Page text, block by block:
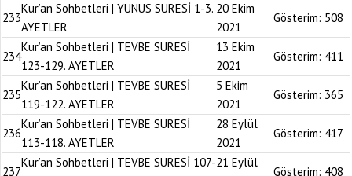
233
Kur’an Sohbetleri | YUNUS SURESİ 1-3.
AYETLER
20 Ekim
2021
Gösterim: 508
234
Kur’an Sohbetleri | TEVBE SURESİ
123-129. AYETLER
13 Ekim
2021
Gösterim: 411
235
Kur’an Sohbetleri | TEVBE SURESİ
119-122. AYETLER
5 Ekim
2021
Gösterim: 365
236
Kur’an Sohbetleri | TEVBE SURESİ
113-118. AYETLER
28 Eylül
2021
Gösterim: 417
237
Kur’an Sohbetleri | TEVBE SURESİ 107-21 Eylül
Gösterim: 408